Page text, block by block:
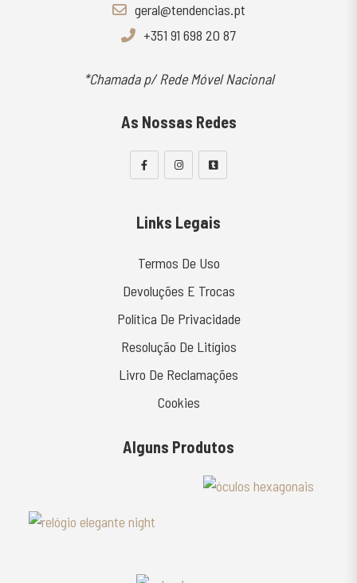
geral@tendencias.pt
+351 91 698 20 87
*Chamada p/ Rede Móvel Nacional
As Nossas Redes
Links Legais
Termos De Uso
Devoluções E Trocas
Política De Privacidade
Resolução De Litígios
Livro De Reclamações
Cookies
Alguns Produtos